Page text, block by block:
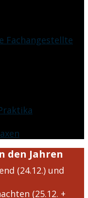
Fachangestellte
den Jahren
(24.12.) und
(25.12. +